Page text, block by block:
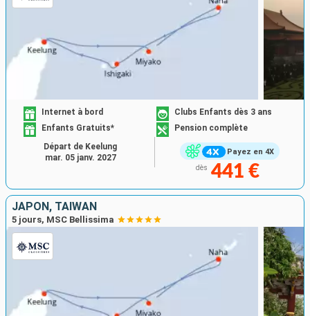
Payez en 4X
Internet à bord
Clubs Enfants dès 3 ans
Enfants Gratuits*
Pension complète
dès 441 €
Départ de Keelung
mar. 05 janv. 2027
JAPON, TAÏWAN
5 jours, MSC Bellissima